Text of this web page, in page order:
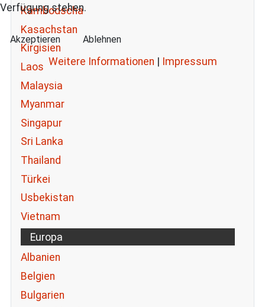
Kambodscha
Kasachstan
Kirgisien
Laos
Malaysia
Myanmar
Singapur
Sri Lanka
Thailand
Türkei
Usbekistan
Vietnam
Europa
Albanien
Belgien
Bulgarien
Verfügung stehen.
Akzeptieren Ablehnen
Weitere Informationen | Impressum